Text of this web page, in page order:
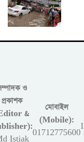
ও
প্রকাশক
&
Istiak
মোবাইল
(Mobile):
01712775600